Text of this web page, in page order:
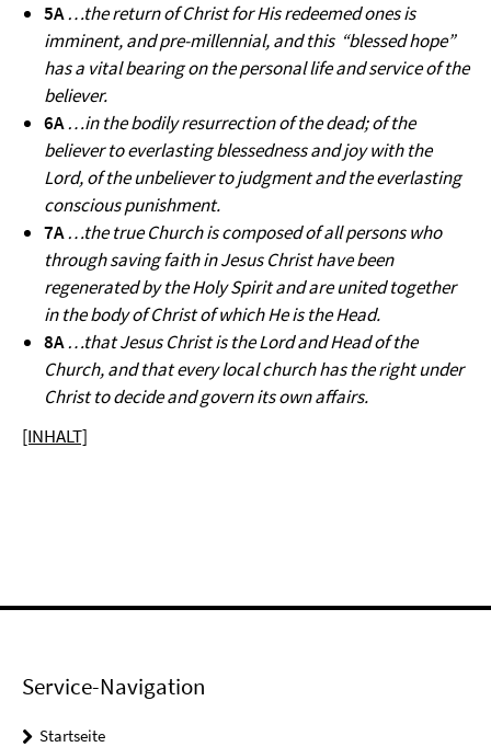
5A…the return of Christ for His redeemed ones is
imminent, and pre-millennial, and this “blessed hope”
has a vital bearing on the personal life and service of the
believer.
6A…in the bodily resurrection of the dead; of the
believer to everlasting blessedness and joy with the
Lord, of the unbeliever to judgment and the everlasting
conscious punishment.
7A…the true Church is composed of all persons who
through saving faith in Jesus Christ have been
regenerated by the Holy Spirit and are united together
in the body of Christ of which He is the Head.
8A…that Jesus Christ is the Lord and Head of the
Church, and that every local church has the right under
Christ to decide and govern its own affairs.
[INHALT]
Service-Navigation
Startseite